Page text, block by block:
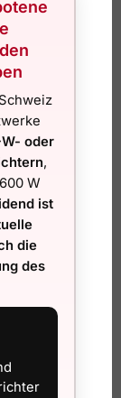
900/600 Watt,
CHF
Warenkorb
erforderlich, auch
oder
,
W
ist
die
des